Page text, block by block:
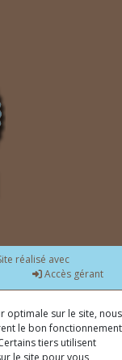
réalisé avec
Accès gérant
optimale sur le site, nous
le bon fonctionnement
tiers utilisent
le site pour vous